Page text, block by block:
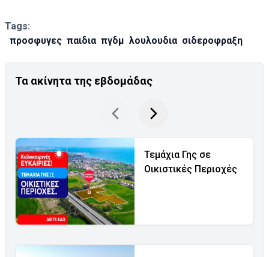
Tags:
προσφυγες παιδια πγδμ λουλουδια σιδεροφραξη
Τα ακίνητα της εβδομάδας
Τεμάχια Γης σε
Οικιστικές Περιοχές